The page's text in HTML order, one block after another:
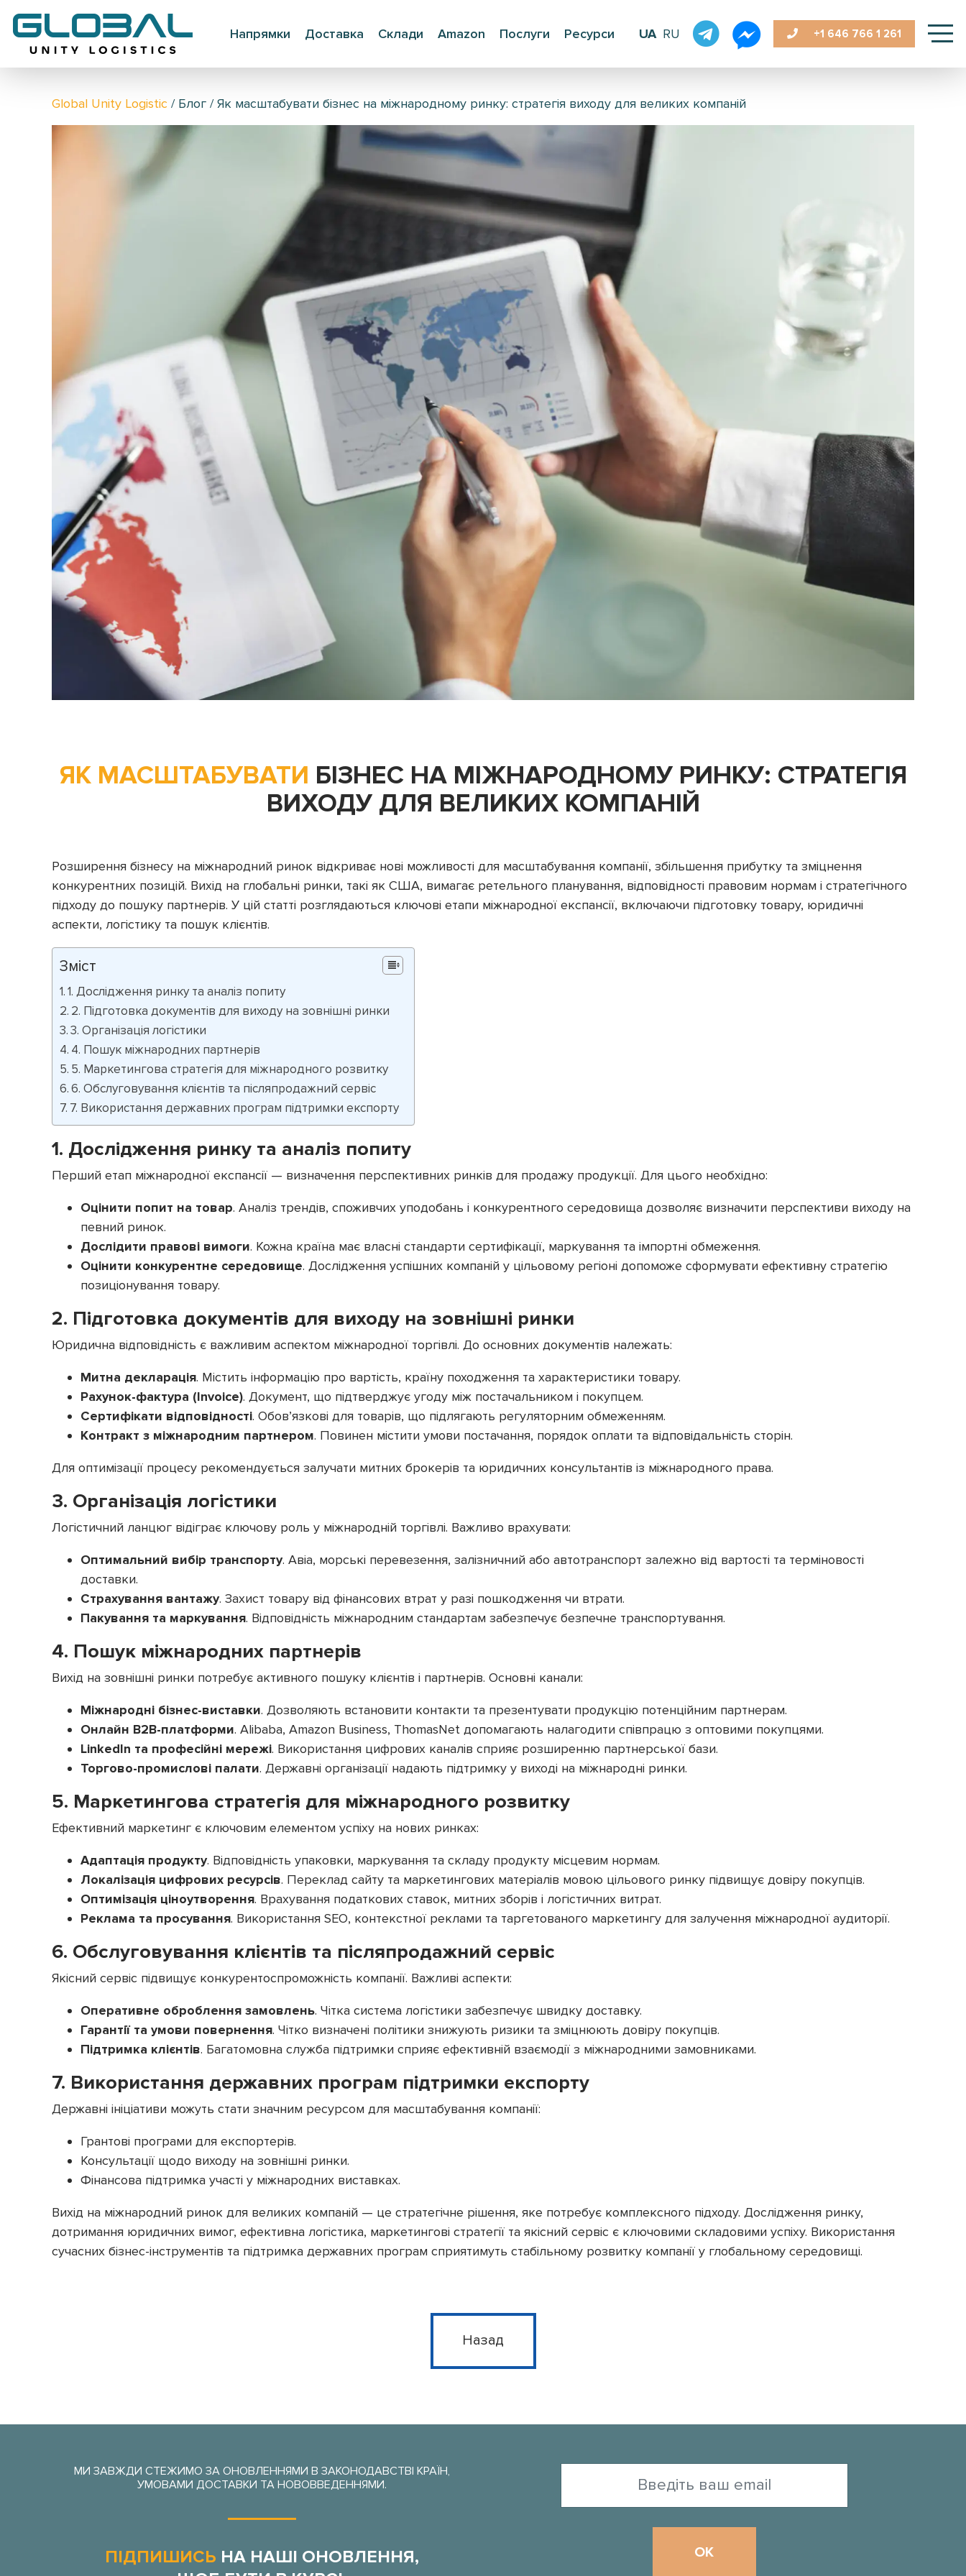
Напрямки Доставка Склади Amazon Послуги Ресурси RU
UA +1 646 766 1 261
Global Unity Logistic / Блог /Як масштабувати бізнес на міжнародному ринку: стратегія виходу для великих компаній
ЯК МАСШТАБУВАТИ БІЗНЕС НА МІЖНАРОДНОМУ РИНКУ: СТРАТЕГІЯ
ВИХОДУ ДЛЯ ВЕЛИКИХ КОМПАНІЙ
Розширення бізнесу на міжнародний ринок відкриває нові можливості для масштабування компанії, збільшення прибутку та зміцнення
конкурентних позицій. Вихід на глобальні ринки, такі як США, вимагає ретельного планування, відповідності правовим нормам і стратегічного
підходу до пошуку партнерів. У цій статті розглядаються ключові етапи міжнародної експансії, включаючи підготовку товару, юридичні
аспекти, логістику та пошук клієнтів.
Зміст
1. Дослідження ринку та аналіз попиту
2. Підготовка документів для виходу на зовнішні ринки
3. Організація логістики
4. Пошук міжнародних партнерів
5. Маркетингова стратегія для міжнародного розвитку
6. Обслуговування клієнтів та післяпродажний сервіс
7. Використання державних програм підтримки експорту
1. Дослідження ринку та аналіз попиту
Перший етап міжнародної експансії — визначення перспективних ринків для продажу продукції. Для цього необхідно:
Оцінити попит на товар. Аналіз трендів, споживчих уподобань і конкурентного середовища дозволяє визначити перспективи виходу на
певний ринок.
Дослідити правові вимоги. Кожна країна має власні стандарти сертифікації, маркування та імпортні обмеження.
Оцінити конкурентне середовище. Дослідження успішних компаній у цільовому регіоні допоможе сформувати ефективну стратегію
позиціонування товару.
2. Підготовка документів для виходу на зовнішні ринки
Юридична відповідність є важливим аспектом міжнародної торгівлі. До основних документів належать:
Митна декларація. Містить інформацію про вартість, країну походження та характеристики товару.
Рахунок-фактура (Invoice). Документ, що підтверджує угоду між постачальником і покупцем.
Сертифікати відповідності. Обов’язкові для товарів, що підлягають регуляторним обмеженням.
Контракт з міжнародним партнером. Повинен містити умови постачання, порядок оплати та відповідальність сторін.
Для оптимізації процесу рекомендується залучати митних брокерів та юридичних консультантів із міжнародного права.
3. Організація логістики
Логістичний ланцюг відіграє ключову роль у міжнародній торгівлі. Важливо врахувати:
Оптимальний вибір транспорту. Авіа, морські перевезення, залізничний або автотранспорт залежно від вартості та терміновості
доставки.
Страхування вантажу. Захист товару від фінансових втрат у разі пошкодження чи втрати.
Пакування та маркування. Відповідність міжнародним стандартам забезпечує безпечне транспортування.
4. Пошук міжнародних партнерів
Вихід на зовнішні ринки потребує активного пошуку клієнтів і партнерів. Основні канали:
Міжнародні бізнес-виставки. Дозволяють встановити контакти та презентувати продукцію потенційним партнерам.
Онлайн B2B-платформи. Alibaba, Amazon Business, ThomasNet допомагають налагодити співпрацю з оптовими покупцями.
LinkedIn та професійні мережі. Використання цифрових каналів сприяє розширенню партнерської бази.
Торгово-промислові палати. Державні організації надають підтримку у виході на міжнародні ринки.
5. Маркетингова стратегія для міжнародного розвитку
Ефективний маркетинг є ключовим елементом успіху на нових ринках:
Адаптація продукту. Відповідність упаковки, маркування та складу продукту місцевим нормам.
Локалізація цифрових ресурсів. Переклад сайту та маркетингових матеріалів мовою цільового ринку підвищує довіру покупців.
Оптимізація ціноутворення. Врахування податкових ставок, митних зборів і логістичних витрат.
Реклама та просування. Використання SEO, контекстної реклами та таргетованого маркетингу для залучення міжнародної аудиторії.
6. Обслуговування клієнтів та післяпродажний сервіс
Якісний сервіс підвищує конкурентоспроможність компанії. Важливі аспекти:
Оперативне оброблення замовлень. Чітка система логістики забезпечує швидку доставку.
Гарантії та умови повернення. Чітко визначені політики знижують ризики та зміцнюють довіру покупців.
Підтримка клієнтів. Багатомовна служба підтримки сприяє ефективній взаємодії з міжнародними замовниками.
7. Використання державних програм підтримки експорту
Державні ініціативи можуть стати значним ресурсом для масштабування компанії:
Грантові програми для експортерів.
Консультації щодо виходу на зовнішні ринки.
Фінансова підтримка участі у міжнародних виставках.
Вихід на міжнародний ринок для великих компаній — це стратегічне рішення, яке потребує комплексного підходу. Дослідження ринку,
дотримання юридичних вимог, ефективна логістика, маркетингові стратегії та якісний сервіс є ключовими складовими успіху. Використання
сучасних бізнес-інструментів та підтримка державних програм сприятимуть стабільному розвитку компанії у глобальному середовищі.
Назад
МИ ЗАВЖДИ СТЕЖИМО ЗА ОНОВЛЕННЯМИ В ЗАКОНОДАВСТВІ КРАЇН,
УМОВАМИ ДОСТАВКИ ТА НОВОВВЕДЕННЯМИ.
ПІДПИШИСЬ НА НАШІ ОНОВЛЕННЯ,